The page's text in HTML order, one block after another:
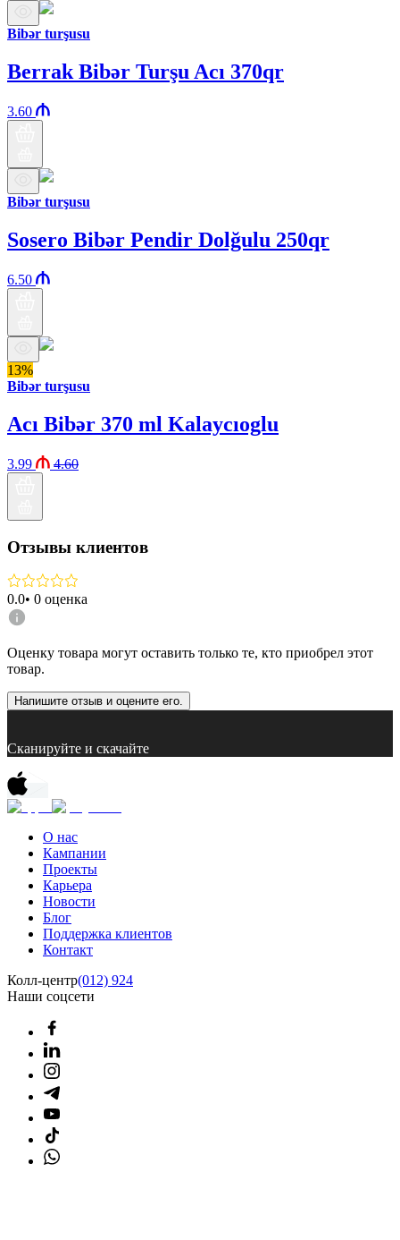
Bibər turşusu
Berrak Bibər Turşu Acı 370qr
3.60
Bibər turşusu
Sosero Bibər Pendir Dolğulu 250qr
6.50
13%
Bibər turşusu
Acı Bibər 370 ml Kalaycıoglu
3.99 4.60
Отзывы клиентов
0.0• 0 оценка
Оценку товара могут оставить только те, кто приобрел этот
товар.
Напишите отзыв и оцените его.
Сканируйте и скачайте
О нас
Кампании
Проекты
Карьера
Новости
Блог
Поддержка клиентов
Контакт
Колл-центр(012) 924
Наши соцсети